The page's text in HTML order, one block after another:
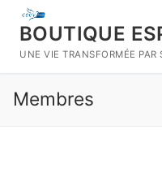
Aller
contenu
BOUTIQUE
UNE VIE TRANSFORMÉE PAR
Membres